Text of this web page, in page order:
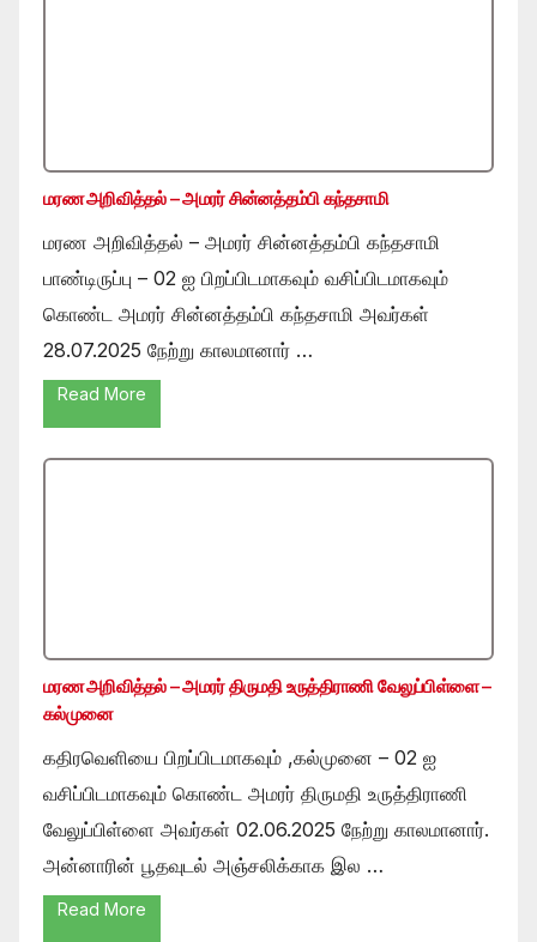
மரண அறிவித்தல் – அமரர் சின்னத்தம்பி கந்தசாமி
மரண அறிவித்தல் – அமரர் சின்னத்தம்பி கந்தசாமி
பாண்டிருப்பு – 02 ஐ பிறப்பிடமாகவும் வசிப்பிடமாகவும்
கொண்ட அமரர் சின்னத்தம்பி கந்தசாமி அவர்கள்
28.07.2025 நேற்று காலமானார் …
Read More
மரண அறிவித்தல் – அமரர் திருமதி உருத்திராணி வேலுப்பிள்ளை –
கல்முனை
கதிரவெளியை பிறப்பிடமாகவும் ,கல்முனை – 02 ஐ
வசிப்பிடமாகவும் கொண்ட அமரர் திருமதி உருத்திராணி
வேலுப்பிள்ளை அவர்கள் 02.06.2025 நேற்று காலமானார்.
அன்னாரின் பூதவுடல் அஞ்சலிக்காக இல …
Read More